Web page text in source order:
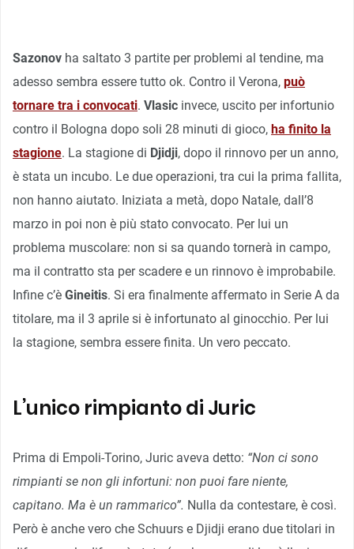
Sazonov ha saltato 3 partite per problemi al tendine, ma
adesso sembra essere tutto ok. Contro il Verona, può
tornare tra i convocati. Vlasic invece, uscito per infortunio
contro il Bologna dopo soli 28 minuti di gioco, ha finito la
stagione. La stagione di Djidji, dopo il rinnovo per un anno,
è stata un incubo. Le due operazioni, tra cui la prima fallita,
non hanno aiutato. Iniziata a metà, dopo Natale, dall’8
marzo in poi non è più stato convocato. Per lui un
problema muscolare: non si sa quando tornerà in campo,
ma il contratto sta per scadere e un rinnovo è improbabile.
Infine c’è Gineitis. Si era finalmente affermato in Serie A da
titolare, ma il 3 aprile si è infortunato al ginocchio. Per lui
la stagione, sembra essere finita. Un vero peccato.
L’unico rimpianto di Juric
Prima di Empoli-Torino, Juric aveva detto: “Non ci sono
rimpianti se non gli infortuni: non puoi fare niente,
capitano. Ma è un rammarico”. Nulla da contestare, è così.
Però è anche vero che Schuurs e Djidji erano due titolari in